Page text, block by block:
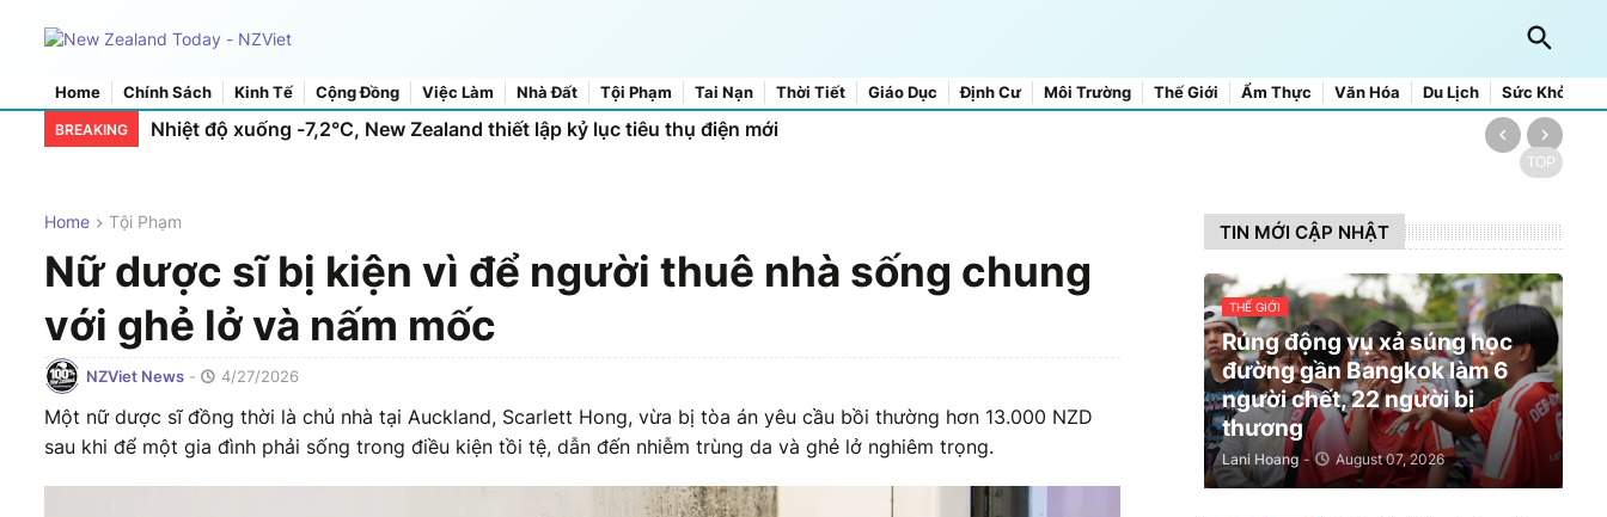
Home Chính Sách Kinh Tế Cộng Đồng Việc Làm Nhà Đất Tội Phạm Tai Nạn Thời Tiết Giáo Dục Định Cư Môi Trường Thế Giới Ẩm Thực Văn Hóa Du Lịch Sức Khỏe
Home About Us
Contact Us
BREAKING
Nhiệt độ xuống -7,2°C, New Zealand thiết lập kỷ lục tiêu thụ điện mới
Xây trung tâm dữ liệu ở Mackenzie: Tranh cãi giữa kinh tế và môi trường
TOP
Home Tội Phạm
Nữ dược sĩ bị kiện vì để người thuê nhà sống chung
với ghẻ lở và nấm mốc
NZViet News - 4/27/2026
Một nữ dược sĩ đồng thời là chủ nhà tại Auckland, Scarlett Hong, vừa bị tòa án yêu cầu bồi thường hơn 13.000 NZD
sau khi để một gia đình phải sống trong điều kiện tồi tệ, dẫn đến nhiễm trùng da và ghẻ lở nghiêm trọng.
TIN MỚI CẬP NHẬT
THẾ GIỚI
Rúng động vụ xả súng học
đường gần Bangkok làm 6
người chết, 22 người bị
thương
Lani Hoang - August 07, 2026